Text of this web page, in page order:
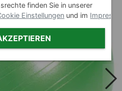
finden Sie in unserer
Einstellungen und im